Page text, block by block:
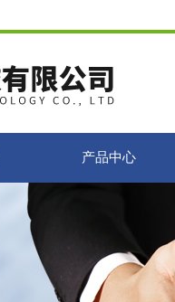
产品中心